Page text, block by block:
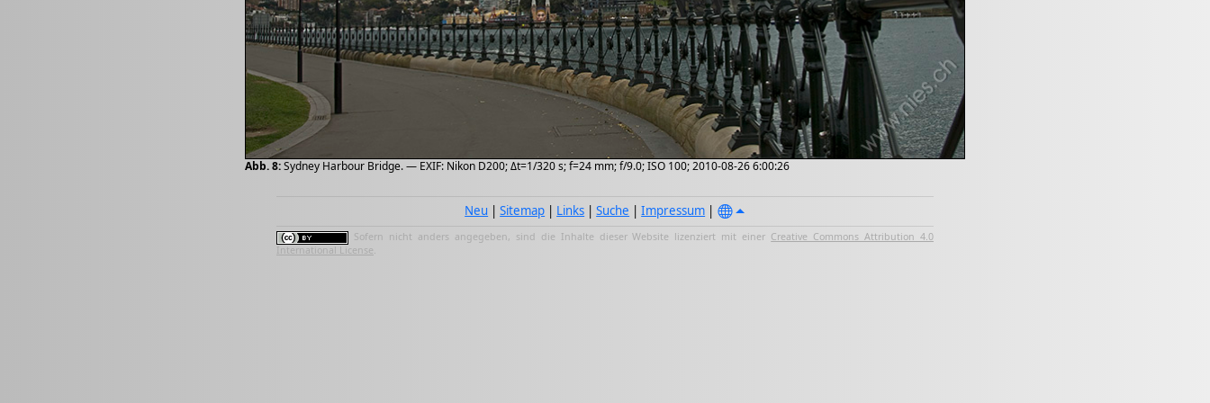
Abb. 8:Sydney Harbour Bridge. — EXIF: Nikon D200; Δt=1/320 s; f=24 mm; f/9.0; ISO 100; 2010-08-26 6:00:26
Neu |Sitemap | Links |Suche |Impressum |
Sofern nicht anders angegeben, sind die Inhalte dieser Website lizenziert mit einer Creative Commons Attribution 4.0
International License